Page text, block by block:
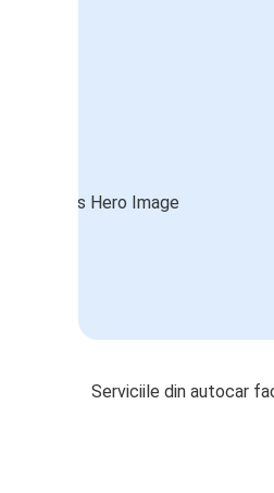
Serviciile din autocar